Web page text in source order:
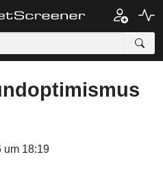
um 18:19